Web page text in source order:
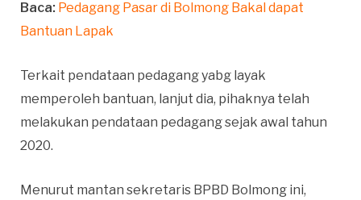
Baca: Pedagang Pasar di Bolmong Bakal dapat
Bantuan Lapak
Terkait pendataan pedagang yabg layak
memperoleh bantuan, lanjut dia, pihaknya telah
melakukan pendataan pedagang sejak awal tahun
2020.
Menurut mantan sekretaris BPBD Bolmong ini,